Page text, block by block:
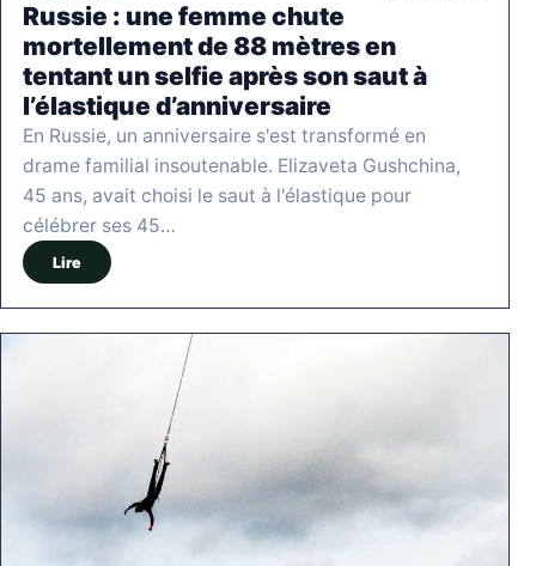
Russie : une femme chute
mortellement de 88 mètres en
tentant un selfie après son saut à
l’élastique d’anniversaire
En Russie, un anniversaire s'est transformé en
drame familial insoutenable. Elizaveta Gushchina,
45 ans, avait choisi le saut à l'élastique pour
célébrer ses 45…
Lire